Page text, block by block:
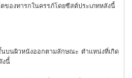
ของทารกในครรภ์โดยซีสต์ประเภทหลังนี้
นบนผิวหนังออกตามลักษณะ ตำแหน่งที่เกิด
งนี้่